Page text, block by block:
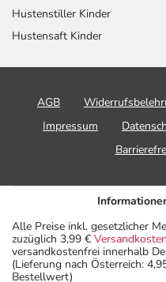
Hustenstiller Kinder
Hustensaft Kinder
AGB
Impressum
Alle Preise inkl. gesetzlicher
zuzüglich 3,99 € Versandkosten
versandkostenfrei innerhalb
(Lieferung nach Österreich:
Bestellwert)